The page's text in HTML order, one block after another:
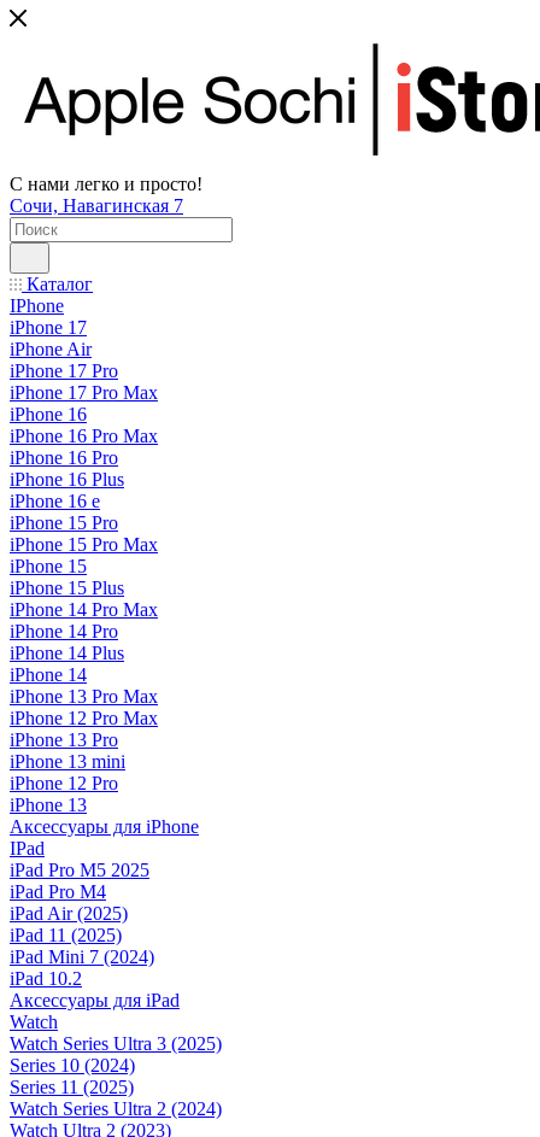
С нами легко и просто!
Сочи, Навагинская 7
Каталог
IPhone
iPhone 17
iPhone Air
iPhone 17 Pro
iPhone 17 Pro Max
iPhone 16
iPhone 16 Pro Max
iPhone 16 Pro
iPhone 16 Plus
iPhone 16 e
iPhone 15 Pro
iPhone 15 Pro Max
iPhone 15
iPhone 15 Plus
iPhone 14 Pro Max
iPhone 14 Pro
iPhone 14 Plus
iPhone 14
iPhone 13 Pro Max
iPhone 12 Pro Max
iPhone 13 Pro
iPhone 13 mini
iPhone 12 Pro
iPhone 13
Аксессуары для iPhone
IPad
iPad Pro M5 2025
iPad Pro M4
iPad Air (2025)
iPad 11 (2025)
iPad Mini 7 (2024)
iPad 10.2
Аксессуары для iPad
Watch
Watch Series Ultra 3 (2025)
Series 10 (2024)
Series 11 (2025)
Watch Series Ultra 2 (2024)
Watch Ultra 2 (2023)